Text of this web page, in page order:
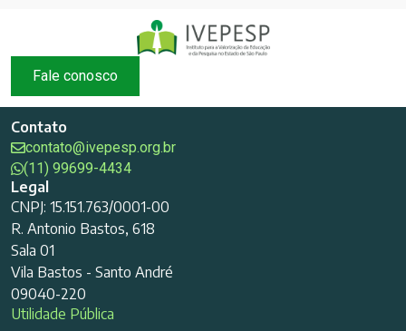
Fale conosco
Contato
contato@ivepesp.org.br
(11) 99699-4434
Legal
CNPJ: 15.151.763/0001-00
R. Antonio Bastos, 618
Sala 01
Vila Bastos - Santo André
09040-220
Utilidade Pública